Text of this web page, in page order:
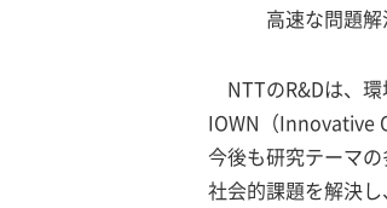
高速な問題解
NTTのR&Dは、
IOWN（Innovative
今後も研究テーマ
社会的課題を解決